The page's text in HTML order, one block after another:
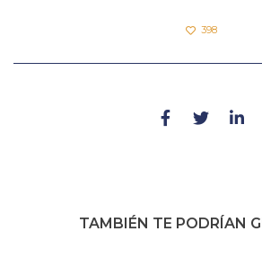
398
TAMBIÉN TE PODRÍAN